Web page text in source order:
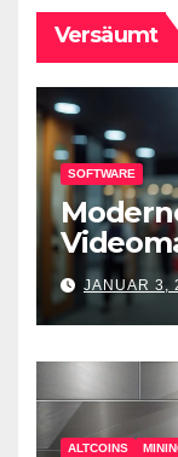
Versäumt
SOFTWARE
(VMS) –
JANUAR 3,
ALTCOINS